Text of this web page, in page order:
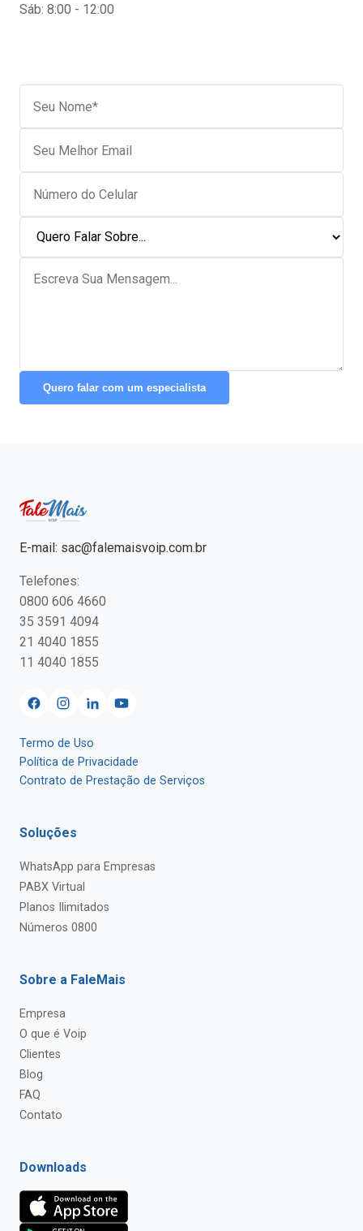
Sáb: 8:00 - 12:00
Quero falar com um especialista
E-mail: sac@falemaisvoip.com.br
Telefones:
0800 606 4660
35 3591 4094
21 4040 1855
11 4040 1855
Termo de Uso
Política de Privacidade
Contrato de Prestação de Serviços
Soluções
WhatsApp para Empresas
PABX Virtual
Planos Ilimitados
Números 0800
Sobre a FaleMais
Empresa
O que é Voip
Clientes
Blog
FAQ
Contato
Downloads